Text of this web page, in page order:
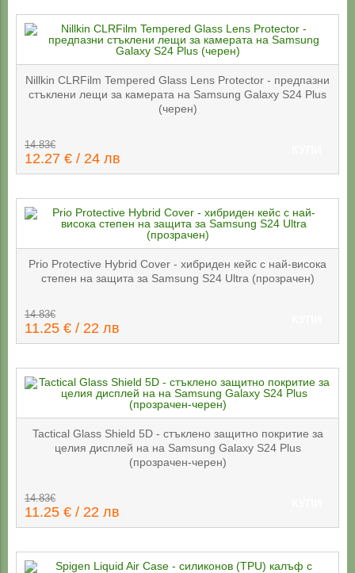
Nillkin CLRFilm Tempered Glass Lens Protector - предпазни
стъклени лещи за камерата на Samsung Galaxy S24 Plus
(черен)
14.83€
12.27 € / 24 лв
Prio Protective Hybrid Cover - хибриден кейс с най-висока
степен на защита за Samsung S24 Ultra (прозрачен)
14.83€
11.25 € / 22 лв
Tactical Glass Shield 5D - стъклено защитно покритие за
целия дисплей на на Samsung Galaxy S24 Plus
(прозрачен-черен)
14.83€
11.25 € / 22 лв